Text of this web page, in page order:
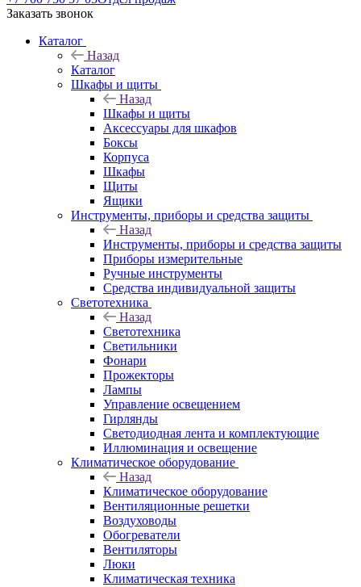
Заказать звонок
Каталог
Назад
Каталог
Шкафы и щиты
Назад
Шкафы и щиты
Аксессуары для шкафов
Боксы
Корпуса
Шкафы
Щиты
Ящики
Инструменты, приборы и средства защиты
Назад
Инструменты, приборы и средства защиты
Приборы измерительные
Ручные инструменты
Средства индивидуальной защиты
Светотехника
Назад
Светотехника
Светильники
Фонари
Прожекторы
Лампы
Управление освещением
Гирлянды
Светодиодная лента и комплектующие
Иллюминация и освещение
Климатическое оборудование
Назад
Климатическое оборудование
Вентиляционные решетки
Воздуховоды
Обогреватели
Вентиляторы
Люки
Климатическая техника